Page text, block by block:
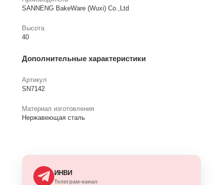
SANNENG BakeWare (Wuxi) Co.,Ltd
Высота
40
Дополнительные характеристики
Артикул
SN7142
Материал изготовления
Нержавеющая сталь
ИНВИ
Телеграм-канал